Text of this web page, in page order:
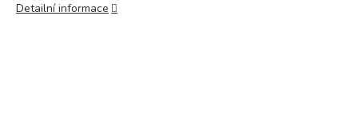
Detailní informace